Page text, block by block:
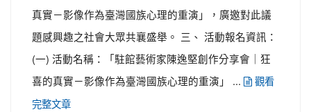
真實－影像作為臺灣國族心理的重演」，廣邀對此議
題感興趣之社會大眾共襄盛舉。 三、 活動報名資訊：
(一) 活動名稱：「駐館藝術家陳逸堅創作分享會｜狂
喜的真實－影像作為臺灣國族心理的重演」 ...
觀看
完整文章